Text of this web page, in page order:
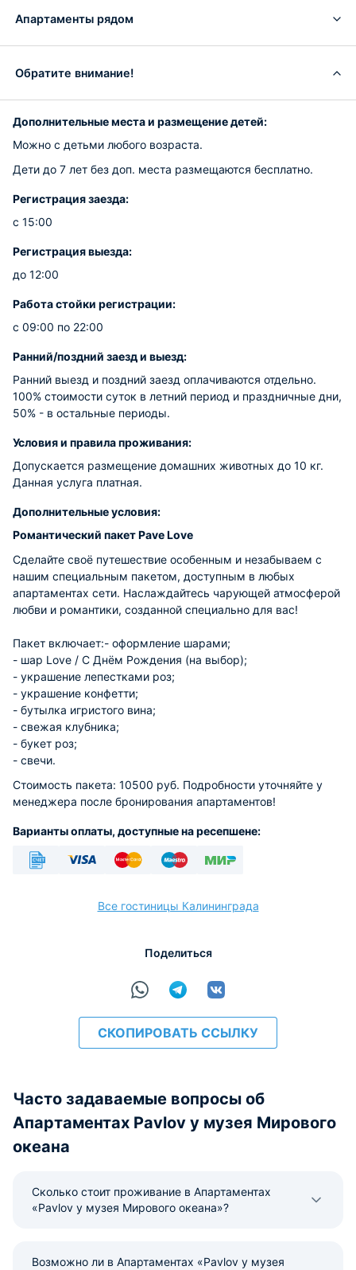
Апартаменты рядом
Обратите внимание!
Дополнительные места и размещение детей:
Можно с детьми любого возраста.
Дети до 7 лет без доп. места размещаются бесплатно.
Регистрация заезда:
с 15:00
Регистрация выезда:
до 12:00
Работа стойки регистрации:
с 09:00 по 22:00
Ранний/поздний заезд и выезд:
Ранний выезд и поздний заезд оплачиваются отдельно.
100% стоимости суток в летний период и праздничные дни,
50% - в остальные периоды.
Условия и правила проживания:
Допускается размещение домашних животных до 10 кг.
Данная услуга платная.
Дополнительные условия:
Романтический пакет Pave Love
Сделайте своё путешествие особенным и незабываем с
нашим специальным пакетом, доступным в любых
апартаментах сети. Наслаждайтесь чарующей атмосферой
любви и романтики, созданной специально для вас!
Пакет включает:- оформление шарами;
- шар Love / С Днём Рождения (на выбор);
- украшение лепестками роз;
- украшение конфетти;
- бутылка игристого вина;
- свежая клубника;
- букет роз;
- свечи.
Стоимость пакета: 10500 руб. Подробности уточняйте у
менеджера после бронирования апартаментов!
Варианты оплаты, доступные на ресепшене:
Все гостиницы Калининграда
Поделиться
СКОПИРОВАТЬ ССЫЛКУ
Часто задаваемые вопросы об
Апартаментах Pavlov у музея Мирового
океана
Сколько стоит проживание в Апартаментах
«Pavlov у музея Мирового океана»?
Возможно ли в Апартаментах «Pavlov у музея